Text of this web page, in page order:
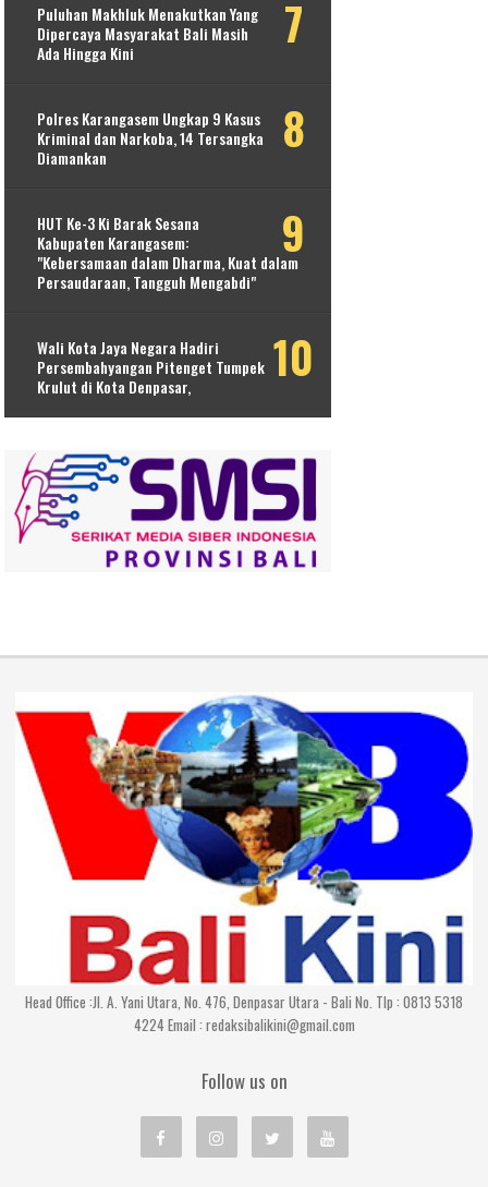
Puluhan Makhluk Menakutkan Yang
Dipercaya Masyarakat Bali Masih
Ada Hingga Kini
Polres Karangasem Ungkap 9 Kasus
Kriminal dan Narkoba, 14 Tersangka
Diamankan
HUT Ke-3 Ki Barak Sesana
Kabupaten Karangasem:
"Kebersamaan dalam Dharma, Kuat dalam
Persaudaraan, Tangguh Mengabdi"
Wali Kota Jaya Negara Hadiri
Persembahyangan Pitenget Tumpek
Krulut di Kota Denpasar,
Head Office :Jl. A. Yani Utara, No. 476, Denpasar Utara - Bali No. Tlp : 0813 5318
4224 Email : redaksibalikini@gmail.com
Follow us on